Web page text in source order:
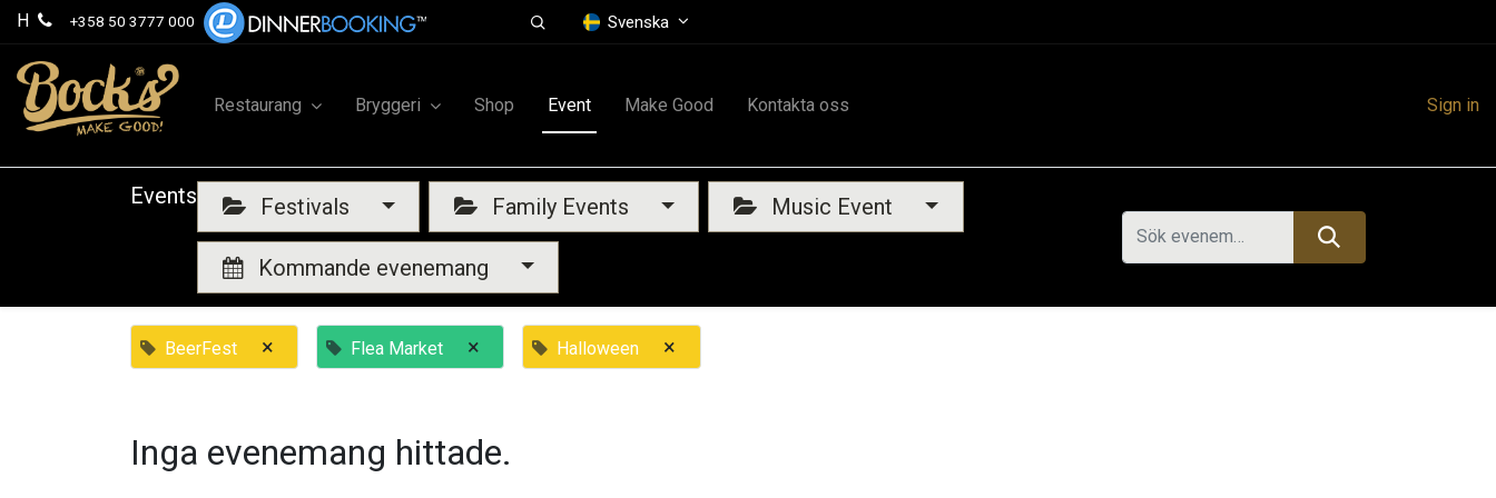
H +358 50 3777 000 Svenska
Restaurang Bryggeri Shop Event Make Good Kontakta oss Sign in
Events Festivals Family Events Music Event
Kommande evenemang
BeerFest × Flea Market × Halloween ×
Inga evenemang hittade.